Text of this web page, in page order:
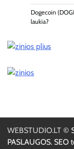
Dogecoin
laukia?
WEBSTUDIO.LT ©
PASLAUGOS.